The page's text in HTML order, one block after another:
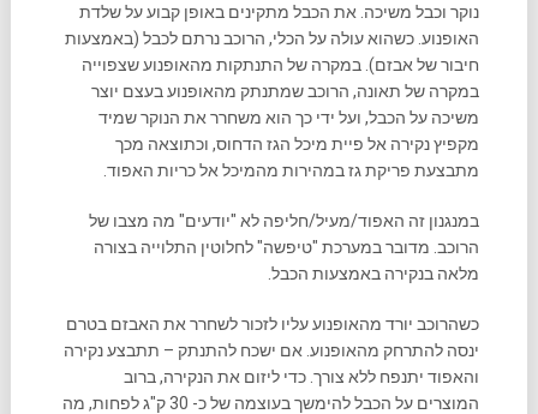
נוקר וכבל משיכה. את הכבל מתקינים באופן קבוע על שלדת
האופנוע. כשהוא עולה על הכלי, הרוכב נרתם לכבל (באמצעות
חיבור של אבזם). במקרה של התנתקות מהאופנוע שצפוייה
במקרה של תאונה, הרוכב שמתנתק מהאופנוע בעצם יוצר
משיכה על הכבל, ועל ידי כך הוא משחרר את הנוקר שמיד
מקפיץ נקירה אל פיית מיכל הגז הדחוס, וכתוצאה מכך
מתבצעת פריקת גז במהירות מהמיכל אל כריות האפוד.
במנגנון זה האפוד/מעיל/חליפה לא "יודעים" מה מצבו של
הרוכב. מדובר במערכת "טיפשה" לחלוטין התלוייה בצורה
מלאה בנקירה באמצעות הכבל.
כשהרוכב יורד מהאופנוע עליו לזכור לשחרר את האבזם בטרם
ינסה להתרחק מהאופנוע. אם ישכח להתנתק – תתבצע נקירה
והאפוד יתנפח ללא צורך. כדי ליזום את הנקירה, ברוב
המוצרים על הכבל להימשך בעוצמה של כ- 30 ק"ג לפחות, מה